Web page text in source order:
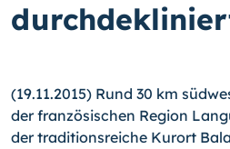
(19.11.2015) Rund 30 km
der französischen Region
der traditionsreiche Kurort